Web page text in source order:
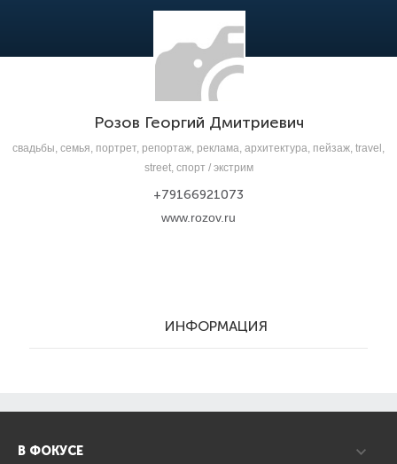
Розов Георгий Дмитриевич
свадьбы, семья, портрет, репортаж, реклама, архитектура, пейзаж, travel,
street, спорт / экстрим
+79166921073
www.rozov.ru
ИНФОРМАЦИЯ
В ФОКУСЕ